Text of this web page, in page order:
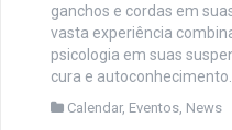
ganchos e cordas em
vasta experiência
psicologia em suas
cura e autoconhecimento.
Calendar, Eventos, News